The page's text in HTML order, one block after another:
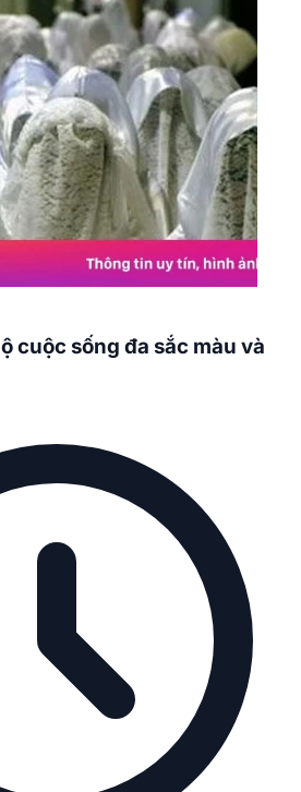
cuộc sống đa sắc màu và